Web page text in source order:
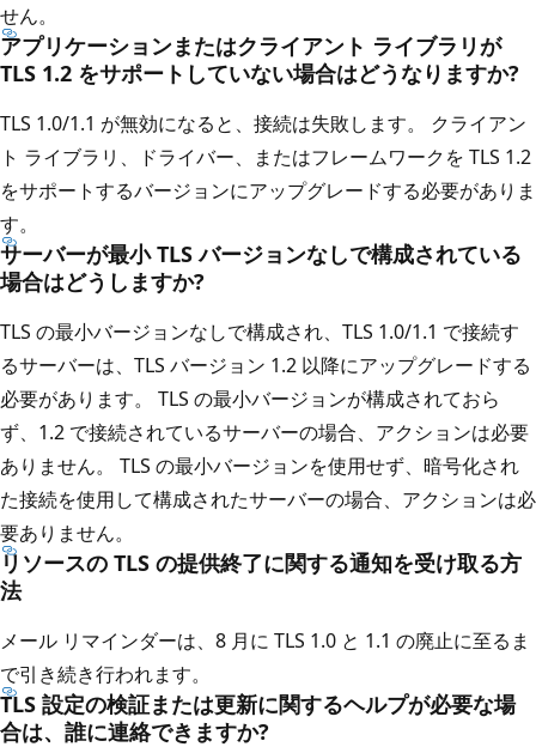
せん。
アプリケーションまたはクライアント ライブラリが
TLS 1.2 をサポートしていない場合はどうなりますか?
TLS 1.0/1.1 が無効になると、接続は失敗します。 クライアン
ト ライブラリ、ドライバー、またはフレームワークを TLS 1.2
をサポートするバージョンにアップグレードする必要がありま
す。
サーバーが最小 TLS バージョンなしで構成されている
場合はどうしますか?
TLS の最小バージョンなしで構成され、TLS 1.0/1.1 で接続す
るサーバーは、TLS バージョン 1.2 以降にアップグレードする
必要があります。 TLS の最小バージョンが構成されておら
ず、1.2 で接続されているサーバーの場合、アクションは必要
ありません。 TLS の最小バージョンを使用せず、暗号化され
た接続を使用して構成されたサーバーの場合、アクションは必
要ありません。
リソースの TLS の提供終了に関する通知を受け取る方
法
メール リマインダーは、8 月に TLS 1.0 と 1.1 の廃止に至るま
で引き続き行われます。
TLS 設定の検証または更新に関するヘルプが必要な場
合は、誰に連絡できますか?